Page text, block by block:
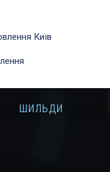
Київ
ШИЛЬДИ